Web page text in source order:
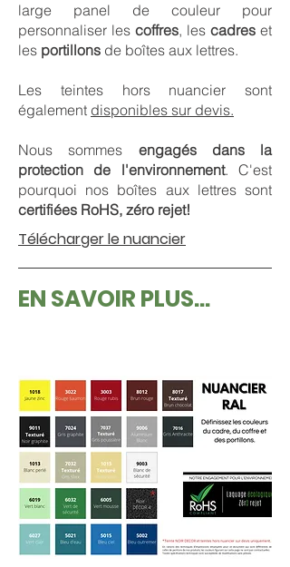
large panel de couleur pour
personnaliser les coffres, les cadres et
les portillons de boîtes aux lettres.
Les teintes hors nuancier sont
également disponibles sur devis.
Nous sommes engagés dans la
protection de l'environnement. C'est
pourquoi nos boîtes aux lettres sont
certifiées RoHS, zéro rejet!
Télécharger le nuancier
EN SAVOIR PLUS...